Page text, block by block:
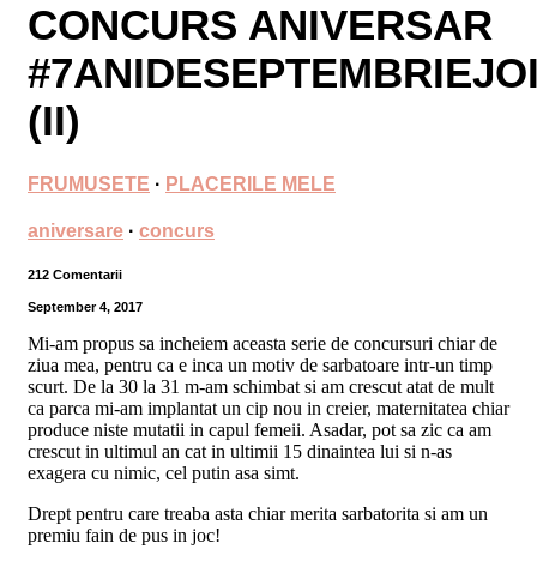
CONCURS ANIVERSAR
(II)
FRUMUSETE · PLACERILE MELE
aniversare · concurs
212 Comentarii
September 4, 2017
Mi-am propus sa incheiem aceasta serie de concursuri chiar de
ziua mea, pentru ca e inca un motiv de sarbatoare intr-un timp
scurt. De la 30 la 31 m-am schimbat si am crescut atat de mult
ca parca mi-am implantat un cip nou in creier, maternitatea chiar
produce niste mutatii in capul femeii. Asadar, pot sa zic ca am
crescut in ultimul an cat in ultimii 15 dinaintea lui si n-as
exagera cu nimic, cel putin asa simt.
Drept pentru care treaba asta chiar merita sarbatorita si am un
premiu fain de pus in joc!